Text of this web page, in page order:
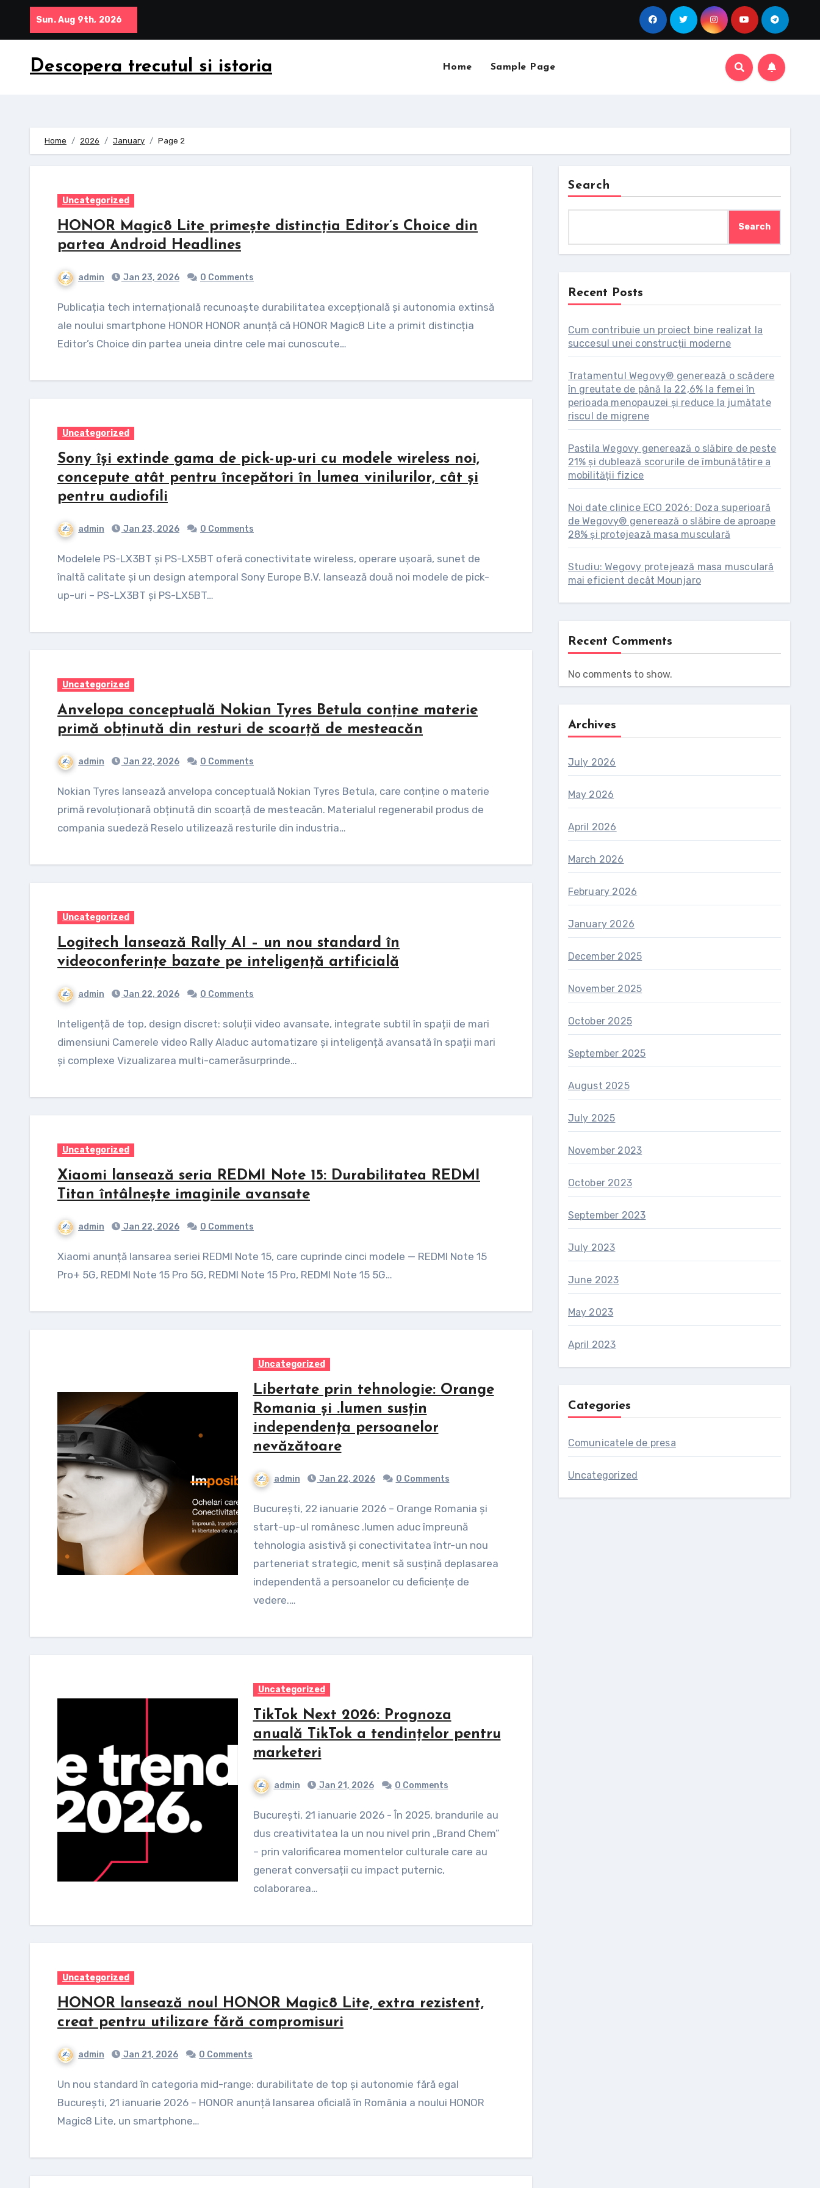
content
Sun. Aug 9th, 2026
Descopera trecutul si istoria Home Sample Page
Home 2026 January Page 2
Uncategorized
HONOR Magic8 Lite primește distincția Editor’s Choice din
partea Android Headlines
admin Jan 23, 2026 0 Comments
Publicația tech internațională recunoaște durabilitatea excepțională și autonomia extinsă
ale noului smartphone HONOR HONOR anunță că HONOR Magic8 Lite a primit distincția
Editor’s Choice din partea uneia dintre cele mai cunoscute…
Uncategorized
Sony își extinde gama de pick-up-uri cu modele wireless noi,
concepute atât pentru începători în lumea vinilurilor, cât și
pentru audiofili
admin Jan 23, 2026 0 Comments
Modelele PS-LX3BT și PS-LX5BT oferă conectivitate wireless, operare ușoară, sunet de
înaltă calitate și un design atemporal Sony Europe B.V. lansează două noi modele de pick-
up-uri – PS-LX3BT și PS-LX5BT…
Uncategorized
Anvelopa conceptuală Nokian Tyres Betula conține materie
primă obținută din resturi de scoarță de mesteacăn
admin Jan 22, 2026 0 Comments
Nokian Tyres lansează anvelopa conceptuală Nokian Tyres Betula, care conține o materie
primă revoluționară obținută din scoarță de mesteacăn. Materialul regenerabil produs de
compania suedeză Reselo utilizează resturile din industria…
Uncategorized
Logitech lansează Rally AI – un nou standard în
videoconferințe bazate pe inteligență artificială
admin Jan 22, 2026 0 Comments
Inteligență de top, design discret: soluții video avansate, integrate subtil în spații de mari
dimensiuni Camerele video Rally AIaduc automatizare și inteligență avansată în spații mari
și complexe Vizualizarea multi-camerăsurprinde…
Uncategorized
Xiaomi lansează seria REDMI Note 15: Durabilitatea REDMI
Titan întâlnește imaginile avansate
admin Jan 22, 2026 0 Comments
Xiaomi anunță lansarea seriei REDMI Note 15, care cuprinde cinci modele — REDMI Note 15
Pro+ 5G, REDMI Note 15 Pro 5G, REDMI Note 15 Pro, REDMI Note 15 5G…
Uncategorized
Libertate prin tehnologie: Orange
Romania și .lumen susțin
independența persoanelor
nevăzătoare
admin Jan 22, 2026 0 Comments
București, 22 ianuarie 2026 – Orange Romania și
start-up-ul românesc .lumen aduc împreună
tehnologia asistivă și conectivitatea într-un nou
parteneriat strategic, menit să susțină deplasarea
independentă a persoanelor cu deficiențe de
vedere.…
Uncategorized
TikTok Next 2026: Prognoza
anuală TikTok a tendințelor pentru
marketeri
admin Jan 21, 2026 0 Comments
București, 21 ianuarie 2026 - În 2025, brandurile au
dus creativitatea la un nou nivel prin „Brand Chem”
– prin valorificarea momentelor culturale care au
generat conversații cu impact puternic,
colaborarea…
Uncategorized
HONOR lansează noul HONOR Magic8 Lite, extra rezistent,
creat pentru utilizare fără compromisuri
admin Jan 21, 2026 0 Comments
Un nou standard în categoria mid-range: durabilitate de top și autonomie fără egal
București, 21 ianuarie 2026 – HONOR anunță lansarea oficială în România a noului HONOR
Magic8 Lite, un smartphone…
Search
Search
Recent Posts
Cum contribuie un proiect bine realizat la
succesul unei construcții moderne
Tratamentul Wegovy® generează o scădere
în greutate de până la 22,6% la femei în
perioada menopauzei și reduce la jumătate
riscul de migrene
Pastila Wegovy generează o slăbire de peste
21% și dublează scorurile de îmbunătățire a
mobilității fizice
Noi date clinice ECO 2026: Doza superioară
de Wegovy® generează o slăbire de aproape
28% și protejează masa musculară
Studiu: Wegovy protejează masa musculară
mai eficient decât Mounjaro
Recent Comments
No comments to show.
Archives
July 2026
May 2026
April 2026
March 2026
February 2026
January 2026
December 2025
November 2025
October 2025
September 2025
August 2025
July 2025
November 2023
October 2023
September 2023
July 2023
June 2023
May 2023
April 2023
Categories
Comunicatele de presa
Uncategorized